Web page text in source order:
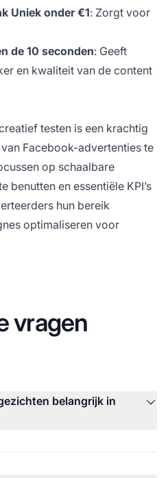
Uniek onder €1: Zorgt voor
de 10 seconden: Geeft
en kwaliteit van de content
testen is een krachtig
Facebook-advertenties te
op schaalbare
benutten en essentiële KPI’s
hun bereik
optimaliseren voor
vragen
belangrijk in